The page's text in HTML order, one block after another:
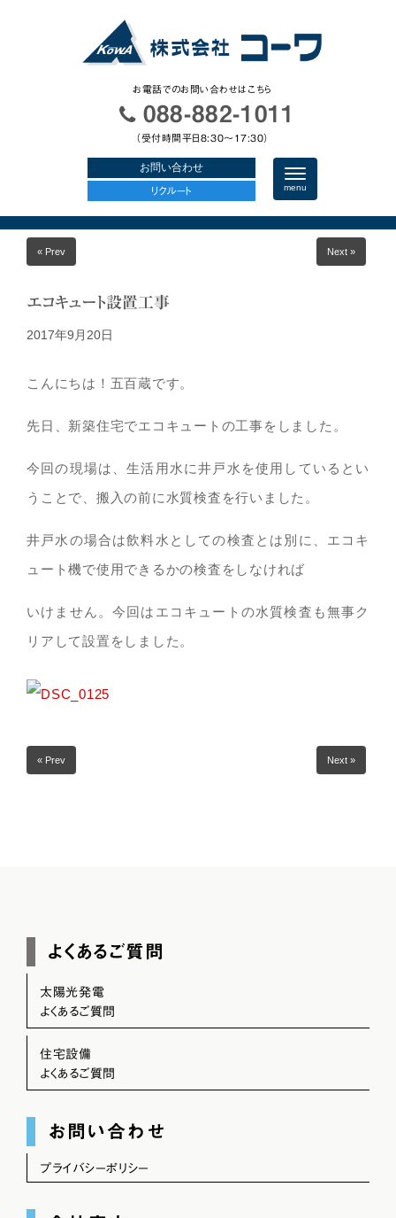
お電話でのお問い合わせはこちら
088-882-1011
（受付時間平日8:30〜17:30）
お問い合わせ
リクルート
N
a
v
i
g
menu
« Prev Next »
エコキュート設置工事
2017年9月20日
こんにちは！五百蔵です。
先日、新築住宅でエコキュートの工事をしました。
今回の現場は、生活用水に井戸水を使用しているとい
うことで、搬入の前に水質検査を行いました。
井戸水の場合は飲料水としての検査とは別に、エコキ
ュート機で使用できるかの検査をしなければ
いけません。今回はエコキュートの水質検査も無事ク
リアして設置をしました。
« Prev Next »
よくあるご質問
太陽光発電
よくあるご質問
住宅設備
よくあるご質問
お問い合わせ
プライバシーポリシー